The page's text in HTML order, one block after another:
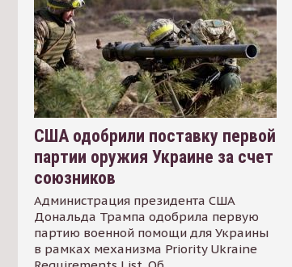
США одобрили поставку первой
партии оружия Украине за счет
союзников
Администрация президента США
Дональда Трампа одобрила первую
партию военной помощи для Украины
в рамках механизма Priority Ukraine